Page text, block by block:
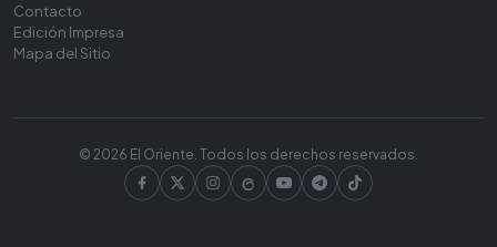
Contacto
Edición Impresa
Mapa del Sitio
© 2026 El Oriente. Todos los derechos reservados.